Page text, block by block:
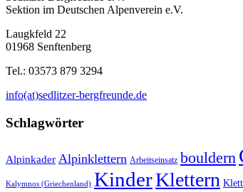
Sektion im Deutschen Alpenverein e.V.
Laugkfeld 22
01968 Senftenberg
Tel.: 03573 879 3294
info(at)sedlitzer-bergfreunde.de
Schlagwörter
Alpinkader Alpinklettern Arbeitseinsatz bouldern
Kalymnos (Griechenland) KinderKlettern